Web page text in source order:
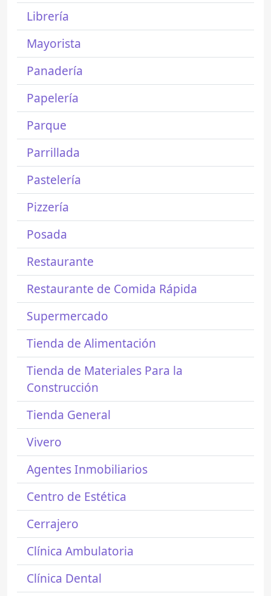
Librería
Mayorista
Panadería
Papelería
Parque
Parrillada
Pastelería
Pizzería
Posada
Restaurante
Restaurante de Comida Rápida
Supermercado
Tienda de Alimentación
Tienda de Materiales Para la
Construcción
Tienda General
Vivero
Agentes Inmobiliarios
Centro de Estética
Cerrajero
Clínica Ambulatoria
Clínica Dental